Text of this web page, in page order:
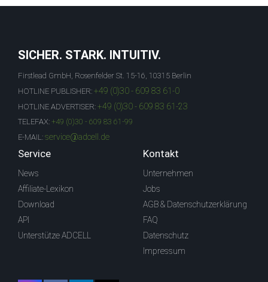
SICHER. STARK. INTUITIV.
Firstlead GmbH, Rosenfelder St. 15-16, 10315 Berlin
HOTLINE PUBLISHER: +49 (0)30 - 609 83 61-0
HOTLINE ADVERTISER: +49 (0)30 - 609 83 61-23
TELEFAX: +49 (0)30 - 609 83 61-99
E-MAIL: service@adcell.de
Service
News
Affiliate-Lexikon
Download
API
Unterstütze ADCELL
Kontakt
Unternehmen
Jobs
AGB & Datenschutzerklärung
FAQ
Datenschutz
Impressum